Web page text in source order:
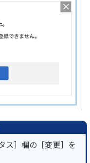
ス］欄の［変更］を